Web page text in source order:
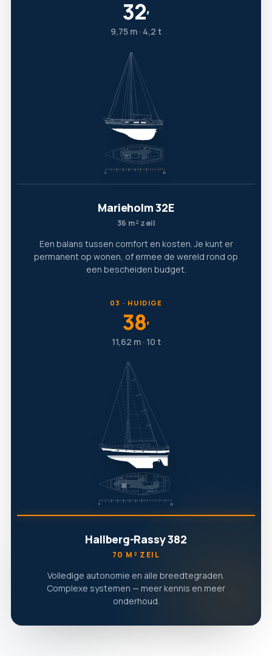
32′
9,75 m · 4,2 t
Marieholm 32E
36 m² zeil
Een balans tussen comfort en kosten. Je kunt er
permanent op wonen, of ermee de wereld rond op
een bescheiden budget.
03 · HUIDIGE
38′
11,62 m · 10 t
Hallberg-Rassy 382
70 M² ZEIL
Volledige autonomie en alle breedtegraden.
Complexe systemen — meer kennis en meer
onderhoud.